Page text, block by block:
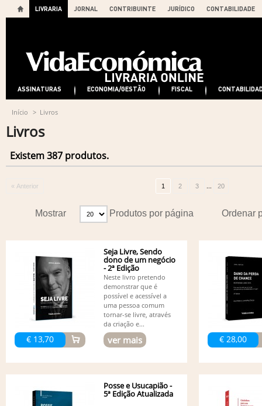
LIVRARIA JORNAL CONTRIBUINTE JURÍDICO CONTABILIDADE
ASSINATURAS ECONOMIA/GESTÃO FISCAL
Início > Livros
Livros
Existem 387 produtos.
« Anterior 1 2 3 ... 20
Ordenar
Mostrar Produtos por página
€ 13,70
Seja Livre, Sendo
dono de um negócio
- 2ª Edição
Neste livro pretendo
demonstrar que é
possível e acessível a
uma pessoa comum
tornar-se livre, através
da criação e...
ver mais € 28,00
Posse e Usucapião -
5ª Edição Atualizada